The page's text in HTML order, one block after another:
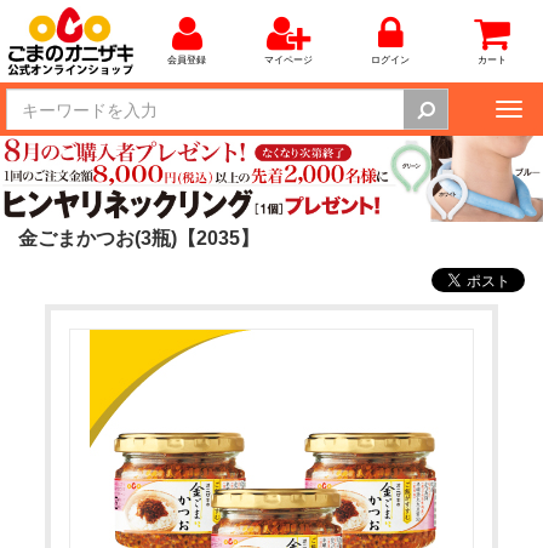
会員登録 マイページ ログイン カート
金ごまかつお(3瓶)【2035】